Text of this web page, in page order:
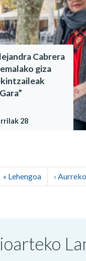
Cabrera
giza
28
« Lehengoa ‹